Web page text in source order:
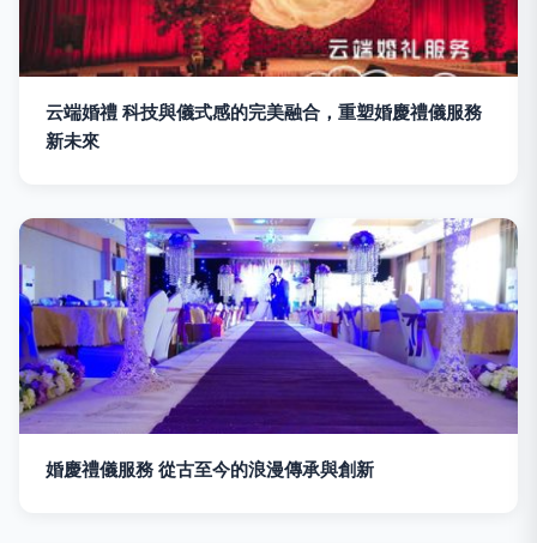
云端婚禮 科技與儀式感的完美融合，重塑婚慶禮儀服務
新未來
婚慶禮儀服務 從古至今的浪漫傳承與創新